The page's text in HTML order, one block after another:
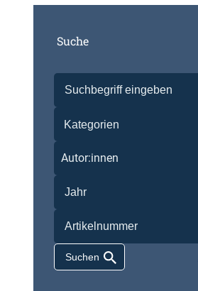
Suche
Autor:innen